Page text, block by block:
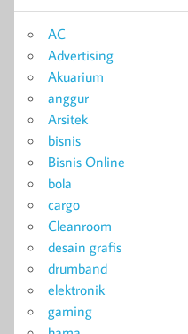
AC
Advertising
Akuarium
anggur
Arsitek
bisnis
Bisnis Online
bola
cargo
Cleanroom
desain grafis
drumband
elektronik
gaming